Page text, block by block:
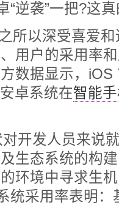
“逆袭”一把?这
以深受喜爱和
用户的采用率
数据显示，
卓系统在智能
发人员来说就
生态系统的构
环境中寻求生
统采用率表明：